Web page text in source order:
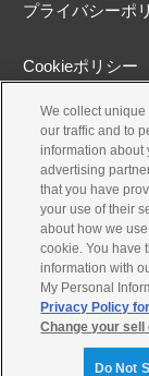
プライバシーポ
Cookieポリシー
アクセシビリテ
古物営業法に基
製品・事業のお
We collect
our traffic and to
information about
advertising
that you have
your use of their
about how we
cookie. You have
information with
My Personal
Privacy Policy
Change your
Do Not